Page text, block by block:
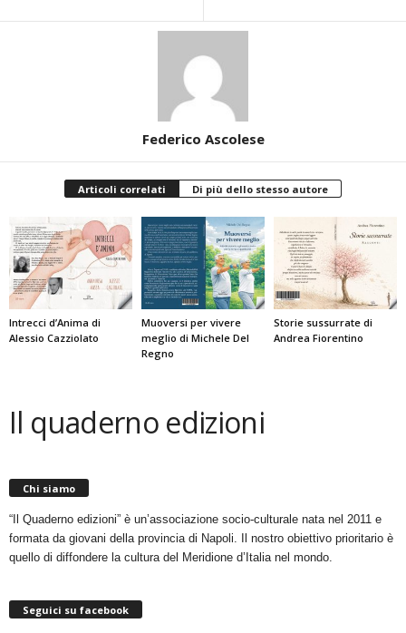
Federico Ascolese
Articoli correlati Di più dello stesso autore
Intrecci d’Anima di
Alessio Cazziolato
Muoversi per vivere
meglio di Michele Del
Regno
Storie sussurrate di
Andrea Fiorentino
Il quaderno edizioni
Chi siamo
“Il Quaderno edizioni” è un’associazione socio-culturale nata nel 2011 e
formata da giovani della provincia di Napoli. Il nostro obiettivo prioritario è
quello di diffondere la cultura del Meridione d’Italia nel mondo.
Seguici su facebook